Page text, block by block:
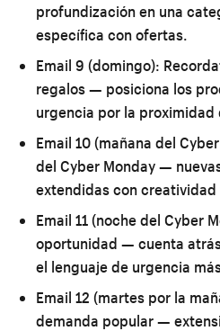
profundización en una
específica con ofertas.
Email 9 (domingo):
regalos — posiciona los
urgencia por la proximidad
Email 10 (mañana del
del Cyber Monday —
extendidas con
Email 11 (noche del Cyber
oportunidad — cuenta
el lenguaje de urgencia
Email 12 (martes por la
demanda popular —